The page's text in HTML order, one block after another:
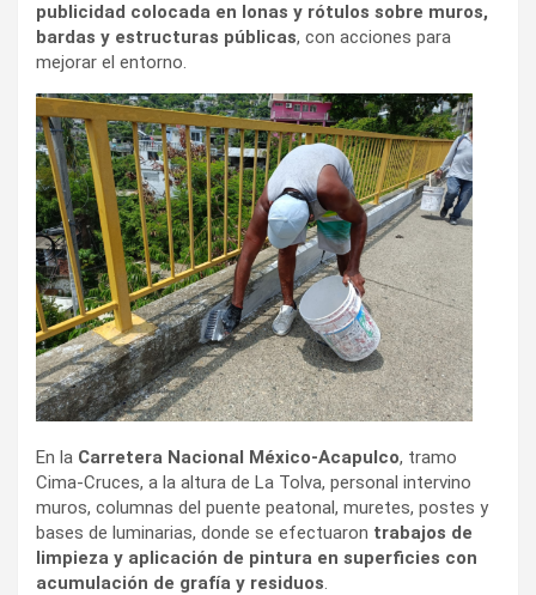
publicidad colocada en lonas y rótulos sobre muros,
bardas y estructuras públicas, con acciones para
mejorar el entorno.
En la Carretera Nacional México-Acapulco, tramo
Cima-Cruces, a la altura de La Tolva, personal intervino
muros, columnas del puente peatonal, muretes, postes y
bases de luminarias, donde se efectuaron trabajos de
limpieza y aplicación de pintura en superficies con
acumulación de grafía y residuos.